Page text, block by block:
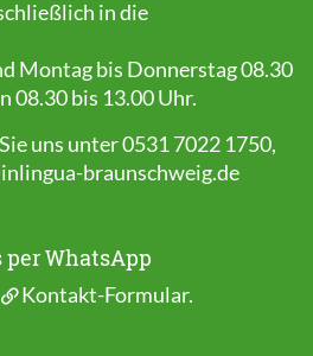
in die
Montag bis Donnerstag 08.30
08.30 bis 13.00 Uhr.
uns unter 0531 7022 1750,
braunschweig.de
WhatsApp
Kontakt-Formular.